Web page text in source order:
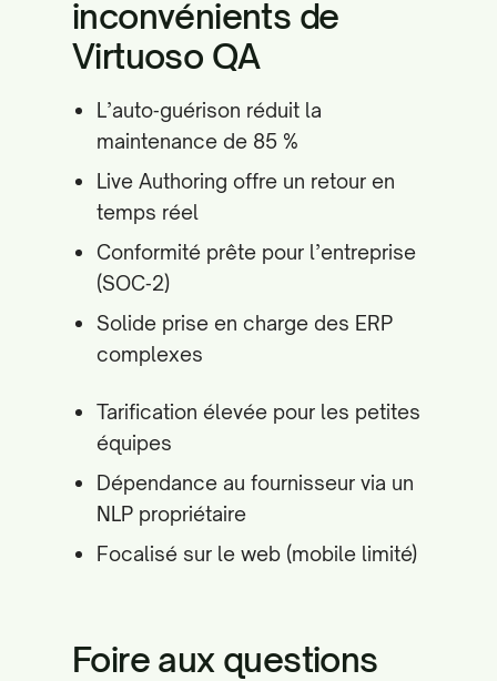
inconvénients de
Virtuoso QA
L’auto‑guérison réduit la
maintenance de 85 %
Live Authoring offre un retour en
temps réel
Conformité prête pour l’entreprise
(SOC‑2)
Solide prise en charge des ERP
complexes
Tarification élevée pour les petites
équipes
Dépendance au fournisseur via un
NLP propriétaire
Focalisé sur le web (mobile limité)
Foire aux questions